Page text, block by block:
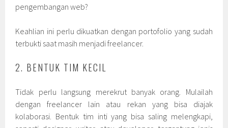
pengembangan web?
Keahlian ini perlu dikuatkan dengan portofolio yang sudah
terbukti saat masih menjadi freelancer.
2. BENTUK TIM KECIL
Tidak perlu langsung merekrut banyak orang. Mulailah
dengan freelancer lain atau rekan yang bisa diajak
kolaborasi. Bentuk tim inti yang bisa saling melengkapi,